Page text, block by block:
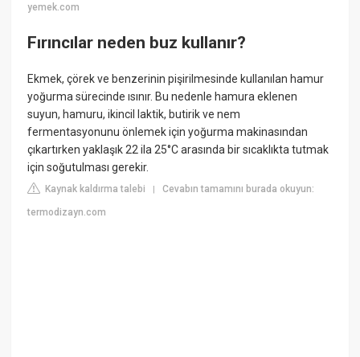
yemek.com
Fırıncılar neden buz kullanır?
Ekmek, çörek ve benzerinin pişirilmesinde kullanılan hamur
yoğurma sürecinde ısınır. Bu nedenle hamura eklenen
suyun, hamuru, ikincil laktik, butirik ve nem
fermentasyonunu önlemek için yoğurma makinasından
çıkartırken yaklaşık 22 ila 25°C arasında bir sıcaklıkta tutmak
için soğutulması gerekir.
Kaynak kaldırma talebi |Cevabın tamamını burada okuyun:
termodizayn.com